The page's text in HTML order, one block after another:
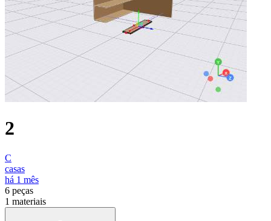
2
C
casas
há 1 mês
6 peças
1 materiais